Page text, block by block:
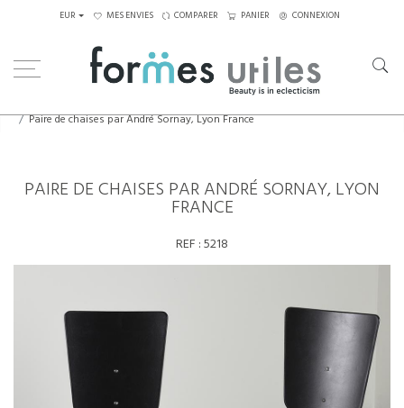
EUR MES ENVIES COMPARER PANIER CONNEXION
Paire de chaises par André Sornay, Lyon France
PAIRE DE CHAISES PAR ANDRÉ SORNAY, LYON
FRANCE
REF :5218